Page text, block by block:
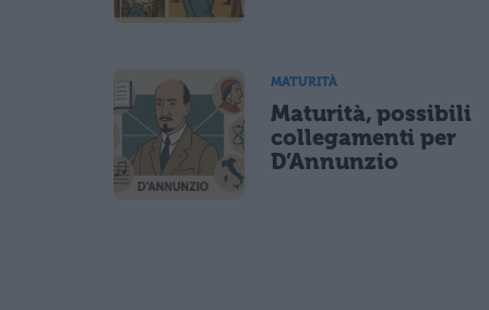
MATURITÀ
Maturità, possibili
collegamenti per
D’Annunzio